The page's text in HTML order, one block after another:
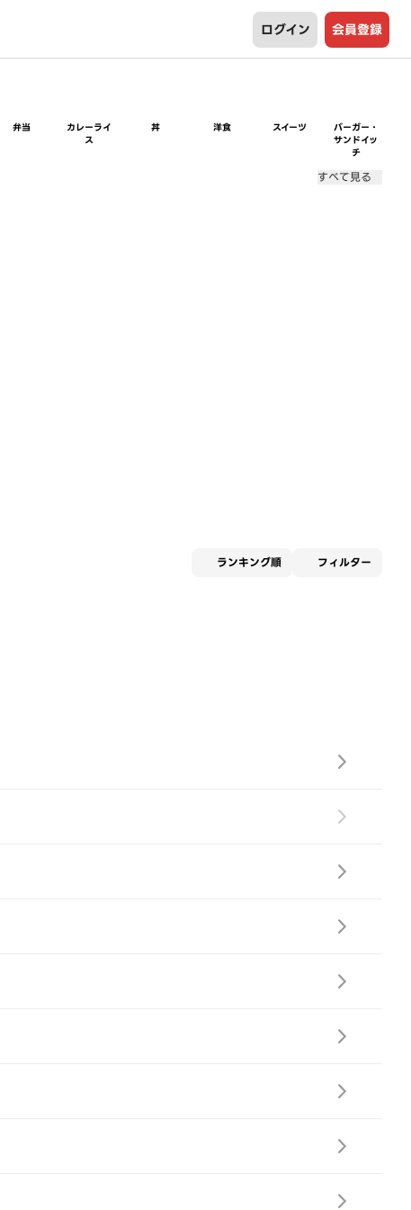
ログイン 会員登録
弁当
カレーライ
ス
丼 洋食 スイーツ
バーガー・
サンドイッ
チ
すべて見る
ランキング順 フィルター